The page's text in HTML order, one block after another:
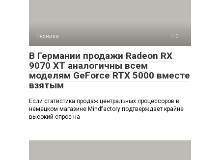
Техника 0
В Германии продажи Radeon RX
9070 XT аналогичны всем
моделям GeForce RTX 5000 вместе
взятым
Если статистика продаж центральных процессоров в
немецком магазине Mindfactory подтверждает крайне
высокий спрос на